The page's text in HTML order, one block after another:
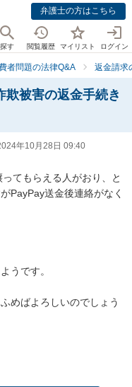
弁護士の方はこちら
探す 閲覧履歴 マイリスト ログイン
者問題の法律Q&A 返金請求
欺被害の返金手続き
年10月28日 09:40
てもらえる人がおり、と
PayPay送金後連絡がなく
うです。
めばよろしいのでしょう